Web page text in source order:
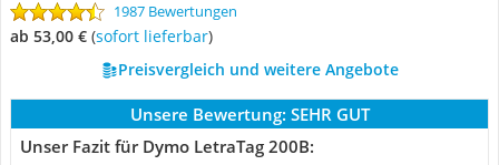
1987 Bewertungen
ab 53,00 € ( Sofort lieferbar)
Preisvergleich und weitere Angebote
Unsere Bewertung: SEHR GUT
Unser Fazit für Dymo LetraTag 200B: